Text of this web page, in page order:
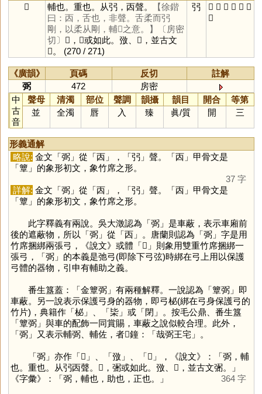
𢐀
輔也。重也。从弜，㐁聲。
【徐鍇
曰：㐁，舌也，非聲。舌柔而弜
剛，以柔从剛，輔𢐀之意。】
〔房密
切〕
𢐡，𢐀或如此。㢸、𢏇，並古文
𢐀。 (270 / 271)
弜 𢐈 弻 弼 𢐡 𢐤 㢸
𢏇
《廣韻》 頁碼 反切
註解
弼
472
房密
中
古
音
聲母 清濁 部位 聲調 韻攝 韻目 開合
等第
並
全濁 唇 入 臻 眞/質 開 三
形義通解
略說: 金文「弼」從「㐁」，「弜」聲。「㐁」甲骨文是
「簟 」的象形初文，象竹席之形。
37 字
詳解: 金文「弼」從「㐁」，「弜」聲。「㐁」甲骨文是
「簟 」的象形初文，象竹席之形。
此字釋義有兩說。吳大澂認為「弼」是車蔽，表示車廂前
後的遮蔽物，所以「弼」從「㐁」。唐蘭則認為「弼」字是用
竹席捆綁兩張弓，《說文》或體「𢐡 」則象用雙重竹席捆綁一
張弓，「弼」的本義是弛弓(即除下弓弦)時綁在弓上用以保護
弓體的器物，引申有輔助之義。
番生簋蓋：「金簟弼」有兩種解釋。一說認為「簟弼」即
車蔽。另一說表示保護弓身的器物，即弓柲(綁在弓身保護弓的
竹片)，典籍作「柲」、「枈」或「閉 」。按毛公鼎、番生簋
「簟弼」與車的配飾一同賞賜，車蔽之說似較合理。此外，
「弼」又表示輔弼、輔佐，者𣱼鐘：「哉弼王宅」。
「弼」亦作「𢐡 」、「㢸 」、「𢏇 」，《說文》：「弼，輔
也。重也。从弜㐁聲。𢐡，弻或如此。㢸、𢏇，並古文弻。」
《字彙》：「弼，輔也，助也，正也。」
364 字